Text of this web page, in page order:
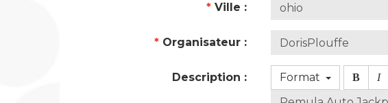
* Ville :
* Organisateur :
Description : Format B I